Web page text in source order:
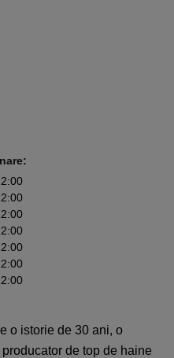
o istorie de 30 ani, o
de top de haine